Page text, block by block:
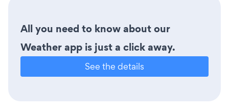
All you need to know about our
Weather app is just a click away.
See the details